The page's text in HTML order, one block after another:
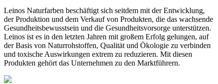
Leinos Naturfarben beschäftigt sich seitdem mit der Entwicklung,
der Produktion und dem Verkauf von Produkten, die das wachsende
Gesundheitsbewusstsein und die Gesundheitsvorsorge unterstützen.
Leinos ist es in den letzten Jahren mit großem Erfolg gelungen, auf
der Basis von Naturrohstoffen, Qualität und Ökologie zu verbinden
und toxische Auswirkungen extrem zu reduzieren. Mit diesen
Produkten gehört das Unternehmen zu den Marktführern.